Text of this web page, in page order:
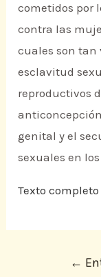
cometidos por
contra las
cuales son tan
esclavitud
reproductivos
genital y el
sexuales en
Texto completo
←